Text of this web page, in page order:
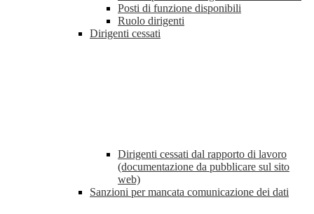
Posti di funzione disponibili
Ruolo dirigenti
Dirigenti cessati
Dirigenti cessati dal rapporto di lavoro
(documentazione da pubblicare sul sito
web)
Sanzioni per mancata comunicazione dei dati